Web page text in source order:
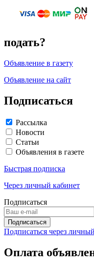
подать?
Объявление в газету
Объявление на сайт
Подписаться
Рассылка
Новости
Статьи
Объявления в газете
Быстрая подписка
Через личный кабинет
Подписаться
Подписаться через
Оплата